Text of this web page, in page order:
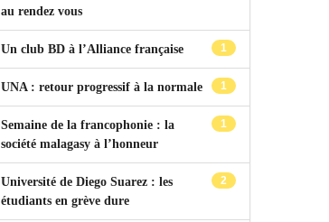
au rendez vous
1
Un club BD à l’Alliance française
1
UNA : retour progressif à la normale
1
Semaine de la francophonie : la
société malagasy à l’honneur
2
Université de Diego Suarez : les
étudiants en grève dure